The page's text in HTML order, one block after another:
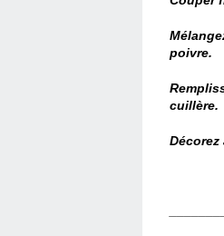
poivre.
cuillère.